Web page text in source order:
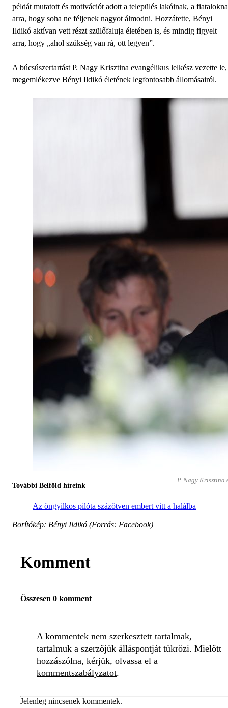
példát mutatott és motivációt adott a település lakóinak, a
arra, hogy soha ne féljenek nagyot álmodni. Hozzátette, Bényi
Ildikó aktívan vett részt szülőfaluja életében is, és mindig figyelt
arra, hogy „ahol szükség van rá, ott legyen”.
A búcsúszertartást P. Nagy Krisztina evangélikus lelkész vezette le,
megemlékezve Bényi Ildikó életének legfontosabb állomásairól.
P. Nagy Krisztina
További Belföld híreink
Az öngyilkos pilóta százötven embert vitt a halálba
Borítókép: Bényi Ildikó (Forrás: Facebook)
Komment
Összesen 0 komment
A kommentek nem szerkesztett tartalmak,
tartalmuk a szerzőjük álláspontját tükrözi. Mielőtt
hozzászólna, kérjük, olvassa el a
kommentszabályzatot.
Jelenleg nincsenek kommentek.